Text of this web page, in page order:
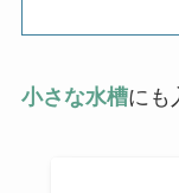
小さな水槽にも